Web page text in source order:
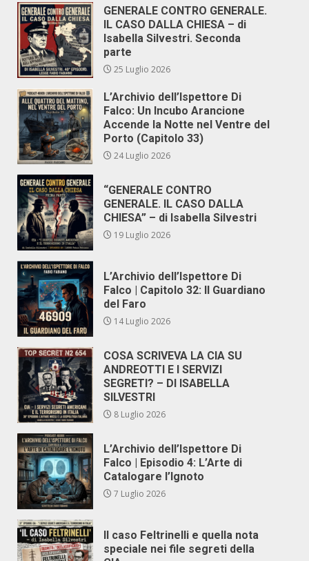
GENERALE CONTRO GENERALE.
IL CASO DALLA CHIESA – di
Isabella Silvestri. Seconda
parte
25 Luglio 2026
L’Archivio dell’Ispettore Di
Falco: Un Incubo Arancione
Accende la Notte nel Ventre del
Porto (Capitolo 33)
24 Luglio 2026
“GENERALE CONTRO
GENERALE. IL CASO DALLA
CHIESA” – di Isabella Silvestri
19 Luglio 2026
L’Archivio dell’Ispettore Di
Falco | Capitolo 32: Il Guardiano
del Faro
14 Luglio 2026
COSA SCRIVEVA LA CIA SU
ANDREOTTI E I SERVIZI
SEGRETI? – DI ISABELLA
SILVESTRI
8 Luglio 2026
L’Archivio dell’Ispettore Di
Falco | Episodio 4: L’Arte di
Catalogare l’Ignoto
7 Luglio 2026
Il caso Feltrinelli e quella nota
speciale nei file segreti della